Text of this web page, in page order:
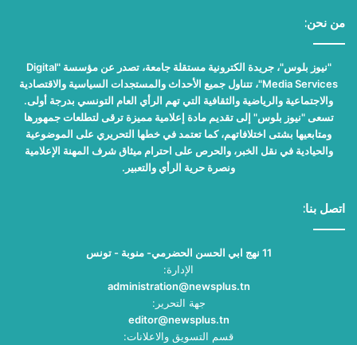
من نحن:
"نيوز بلوس"، جريدة الكترونية مستقلة جامعة، تصدر عن مؤسسة "Digital
Media Services"، تتناول جميع الأحداث والمستجدات السياسية والاقتصادية
والاجتماعية والرياضية والثقافية التي تهم الرأي العام التونسي بدرجة أولى.
تسعى "نيوز بلوس" إلى تقديم مادة إعلامية مميزة ترقى لتطلعات جمهورها
ومتابعيها بشتى اختلافاتهم، كما تعتمد في خطها التحريري على الموضوعية
والحيادية في نقل الخبر، والحرص على احترام ميثاق شرف المهنة الإعلامية
ونصرة حرية الرأي والتعبير.
اتصل بنا:
11 نهج ابي الحسن الحضرمي- منوبة - تونس
الإدارة:
administration@newsplus.tn
جهة التحرير:
editor@newsplus.tn
قسم التسويق والاعلانات: